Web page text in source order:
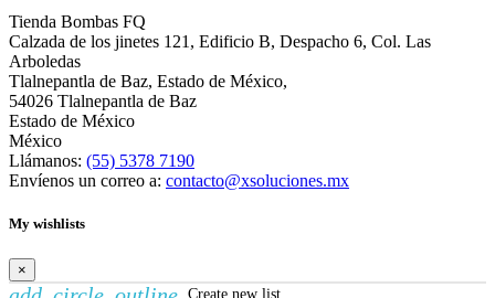
Tienda Bombas FQ
Calzada de los jinetes 121, Edificio B, Despacho 6, Col. Las
Arboledas
Tlalnepantla de Baz, Estado de México,
54026 Tlalnepantla de Baz
Estado de México
México
Llámanos: (55) 5378 7190
Envíenos un correo a: contacto@xsoluciones.mx
My wishlists
×
Create new list